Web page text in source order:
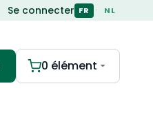
Se connecter FR · NL
0 élément